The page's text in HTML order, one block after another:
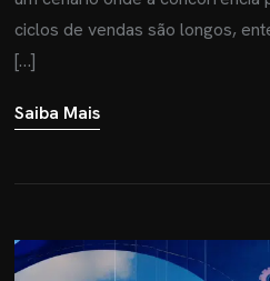
ciclos de vendas são longos,
[…]
Saiba Mais